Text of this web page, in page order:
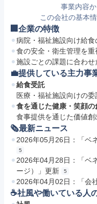
事業内容
この会社の基本
🏢企業の特徴
病院・福祉施設向け給食
食の安全・衛生管理を重
施設ごとの課題に合わ
💼提供している主力事
給食受託
医療・福祉施設向けの委
食を通じた健康・笑顔の
食事提供を通じた価値創
🗞最新ニュース
2026年05月26日：「ベ
5
2026年04月28日：「ベ
ージ）」更新
5
2026年04月02日：「会
☕️社風や働いている人